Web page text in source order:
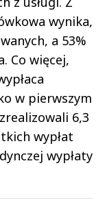
wynika,
a 53%
Co więcej,
w pierwszym
6,3
wypłat
wypłaty